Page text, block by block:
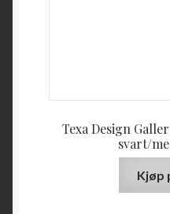
Texa Design
svart/
Kjøp